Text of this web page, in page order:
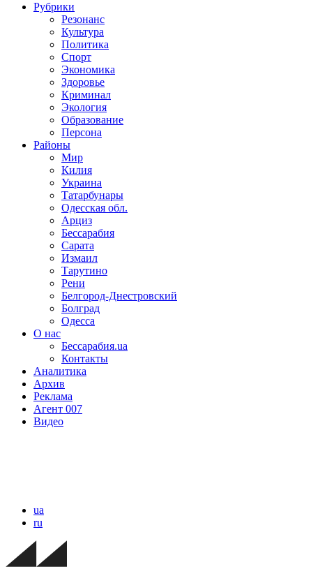
Рубрики
Резонанс
Культура
Политика
Спорт
Экономика
Здоровье
Криминал
Экология
Образование
Персона
Районы
Мир
Килия
Украина
Татарбунары
Одесская обл.
Арциз
Бессарабия
Сарата
Измаил
Тарутино
Рени
Белгород-Днестровский
Болград
Одесса
О нас
Бессарабия.ua
Контакты
Аналитика
Архив
Реклама
Агент 007
Видео
ua
ru